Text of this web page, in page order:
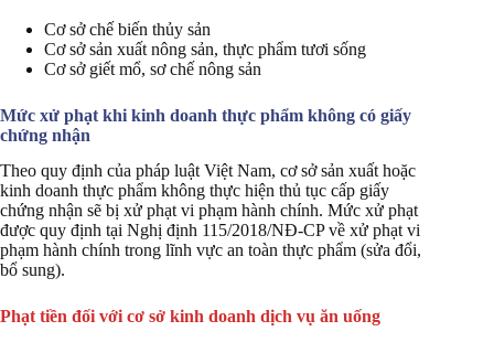
Cơ sở chế biến thủy sản
Cơ sở sản xuất nông sản, thực phẩm tươi sống
Cơ sở giết mổ, sơ chế nông sản
Mức xử phạt khi kinh doanh thực phẩm không có giấy
chứng nhận
Theo quy định của pháp luật Việt Nam, cơ sở sản xuất hoặc
kinh doanh thực phẩm không thực hiện thủ tục cấp giấy
chứng nhận sẽ bị xử phạt vi phạm hành chính. Mức xử phạt
được quy định tại Nghị định 115/2018/NĐ-CP về xử phạt vi
phạm hành chính trong lĩnh vực an toàn thực phẩm (sửa đổi,
bổ sung).
Phạt tiền đối với cơ sở kinh doanh dịch vụ ăn uống